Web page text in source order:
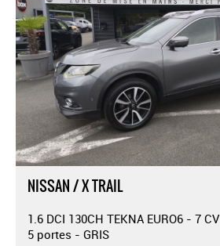
NISSAN / X TRAIL
1.6 DCI 130CH TEKNA EURO6 - 7 CV
5 portes - GRIS